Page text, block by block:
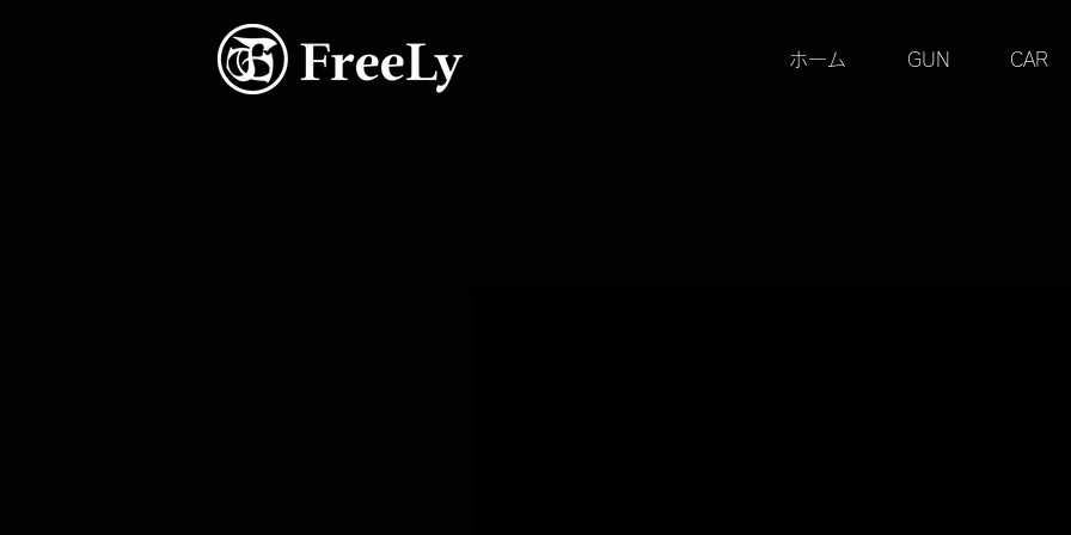
ホーム GUN CAR